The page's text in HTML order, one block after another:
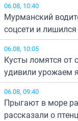
06.08, 10:40
Мурманский
соцсети и
06.08, 10:05
Кусты ломятся от
удивили урожаем
06.08, 09:40
Прыгают в море
рассказали о